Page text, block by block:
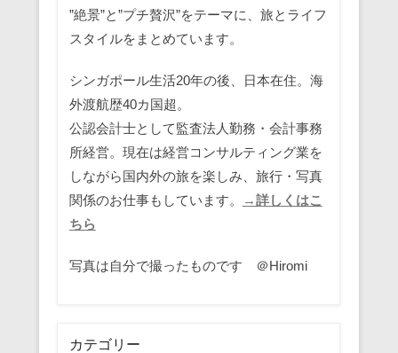
”絶景”と”プチ贅沢”をテーマに、旅とライフ
スタイルをまとめています。
シンガポール生活20年の後、日本在住。海
外渡航歴40カ国超。
公認会計士として監査法人勤務・会計事務
所経営。現在は経営コンサルティング業を
しながら国内外の旅を楽しみ、旅行・写真
関係のお仕事もしています。
→詳しくはこ
ちら
写真は自分で撮ったものです ＠Hiromi
カテゴリー